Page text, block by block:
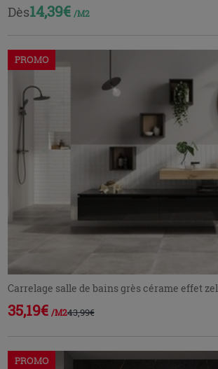
Dès14,39€ /M2
PROMO
Carrelage salle de bains grès cérame effet
35,19€ /M243,99€
PROMO